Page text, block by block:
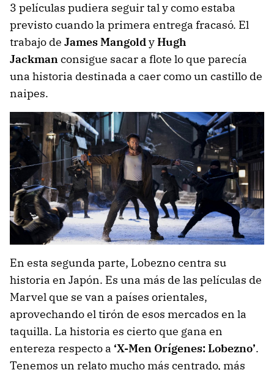
3 películas pudiera seguir tal y como estaba
previsto cuando la primera entrega fracasó. El
trabajo de James MangoldyHugh
Jackmanconsigue sacar a flote lo que parecía
una historia destinada a caer como un castillo de
naipes.
En esta segunda parte, Lobezno centra su
historia en Japón. Es una más de las películas de
Marvel que se van a países orientales,
aprovechando el tirón de esos mercados en la
taquilla. La historia es cierto que gana en
entereza respecto a ‘X-Men Orígenes: Lobezno’.
Tenemos un relato mucho más centrado, más